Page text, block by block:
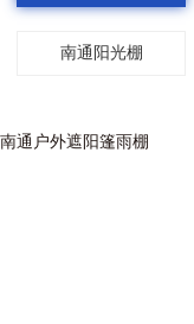
南通阳光棚
南通户外遮阳篷雨棚